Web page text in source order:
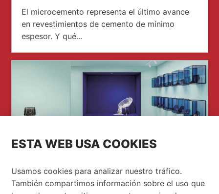
El microcemento representa el último avance
en revestimientos de cemento de mínimo
espesor. Y qué...
INSPIRACIÓN ROCA TILES
ESTA WEB USA COOKIES
Usamos cookies para analizar nuestro tráfico.
También compartimos información sobre el uso que